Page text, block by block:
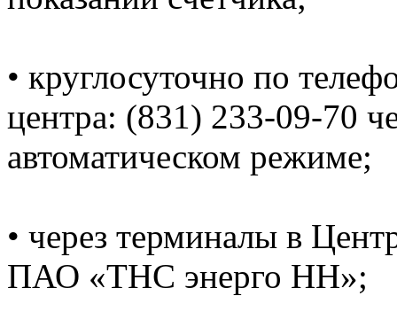
• круглосуточно по
центра: (831) 233-09-70
автоматическом режиме;
• через терминалы в
ПАО «ТНС энерго НН»;